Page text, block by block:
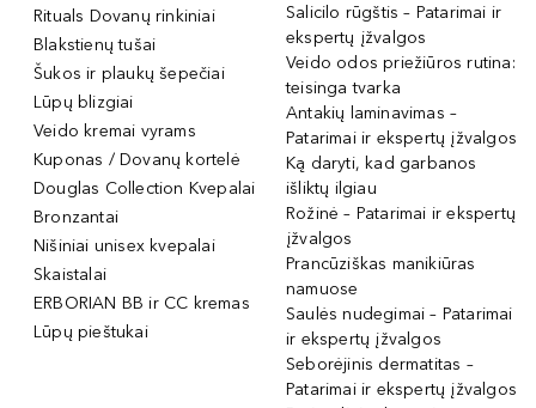
Rituals Dovanų rinkiniai
Blakstienų tušai
Šukos ir plaukų šepečiai
Lūpų blizgiai
Veido kremai vyrams
Kuponas / Dovanų kortelė
Douglas Collection Kvepalai
Bronzantai
Nišiniai unisex kvepalai
Skaistalai
ERBORIAN BB ir CC kremas
Lūpų pieštukai
Salicilo rūgštis – Patarimai ir
ekspertų įžvalgos
Veido odos priežiūros rutina:
teisinga tvarka
Antakių laminavimas –
Patarimai ir ekspertų įžvalgos
Ką daryti, kad garbanos
išliktų ilgiau
Rožinė – Patarimai ir ekspertų
įžvalgos
Prancūziškas manikiūras
namuose
Saulės nudegimai – Patarimai
ir ekspertų įžvalgos
Seborėjinis dermatitas –
Patarimai ir ekspertų įžvalgos